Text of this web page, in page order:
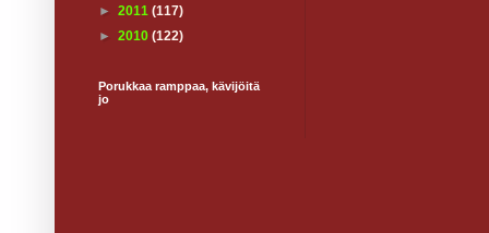
► 2011 (117)
► 2010 (122)
Porukkaa ramppaa, kävijöitä
jo